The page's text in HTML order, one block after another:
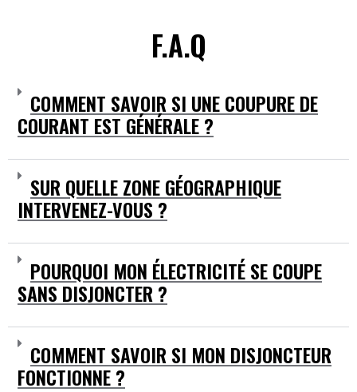
F.A.Q
COMMENT SAVOIR SI UNE COUPURE DE
COURANT EST GÉNÉRALE ?
SUR QUELLE ZONE GÉOGRAPHIQUE
INTERVENEZ-VOUS ?
POURQUOI MON ÉLECTRICITÉ SE COUPE
SANS DISJONCTER ?
COMMENT SAVOIR SI MON DISJONCTEUR
FONCTIONNE ?